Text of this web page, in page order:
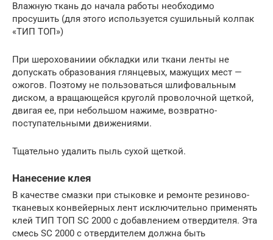
Влажную ткань до начала работы необходимо
просушить (для этого используется сушильный колпак
«ТИП ТОП»)
При шерохованиии обкладки или ткани ленты не
допускать образования глянцевых, мажущих мест —
ожогов. Поэтому не пользоваться шлифовальным
диском, а вращающейся круголй проволочной щеткой,
двигая ее, при небольшом нажиме, возвратно-
поступательными движениями.
Тщательно удалить пыль сухой щеткой.
Нанесение клея
В качестве смазки при стыковке и ремонте резиново-
тканевых конвейерных лент исключительно применять
клей ТИП ТОП SC 2000 с добавлением отвердителя. Эта
смесь SC 2000 с отвердителем должна быть